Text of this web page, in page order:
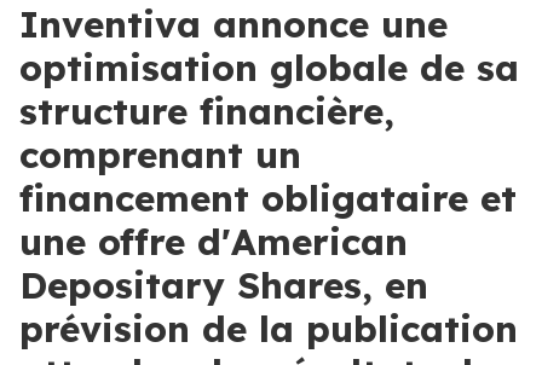
Inventiva annonce une
optimisation globale de sa
structure financière,
comprenant un
financement obligataire et
une offre d'American
Depositary Shares, en
prévision de la publication